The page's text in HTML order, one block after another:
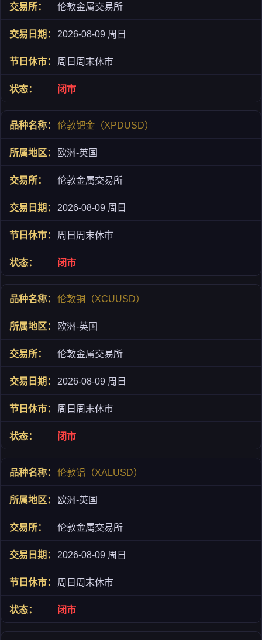
伦敦金属交易所
2026-08-09 周日
周日周末休市
闭市
伦敦钯金（XPDUSD）
欧洲-英国
伦敦金属交易所
2026-08-09 周日
周日周末休市
闭市
伦敦铜（XCUUSD）
欧洲-英国
伦敦金属交易所
2026-08-09 周日
周日周末休市
闭市
伦敦铝（XALUSD）
欧洲-英国
伦敦金属交易所
2026-08-09 周日
周日周末休市
闭市